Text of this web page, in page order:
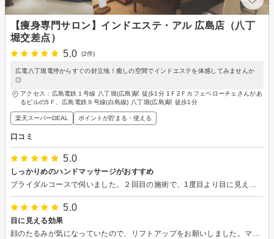
【痩身専門サロン】インドエステ・アル 広島店（八丁
堀交差点）
5.0
(2件)
広電八丁堀電停からすぐの好立地！癒しの空間でインドエステを体感してみませんか
◎
アクセス：広島電鉄１号線 八丁堀(広島)駅 徒歩1分 1Ｆ2Ｆカフェベローチェさんがあ
るビルの5Ｆ、広島電鉄９号線(白島線) 八丁堀(広島)駅 徒歩1分
楽天スーパーDEAL ポイントが貯まる・使える
口コミ
5.0
しっかりめのハンドマッサージがおすすめ
5.0
目に見える効果